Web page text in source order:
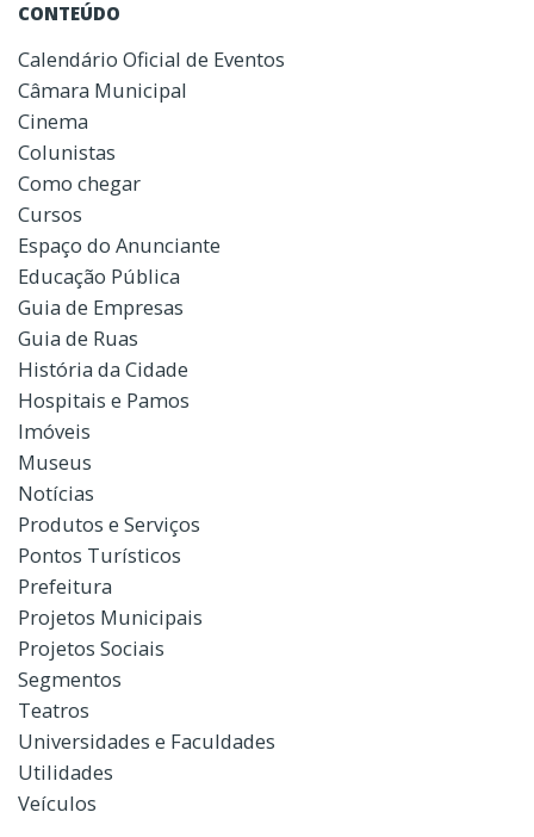
CONTEÚDO
Calendário Oficial de Eventos
Câmara Municipal
Cinema
Colunistas
Como chegar
Cursos
Espaço do Anunciante
Educação Pública
Guia de Empresas
Guia de Ruas
História da Cidade
Hospitais e Pamos
Imóveis
Museus
Notícias
Produtos e Serviços
Pontos Turísticos
Prefeitura
Projetos Municipais
Projetos Sociais
Segmentos
Teatros
Universidades e Faculdades
Utilidades
Veículos